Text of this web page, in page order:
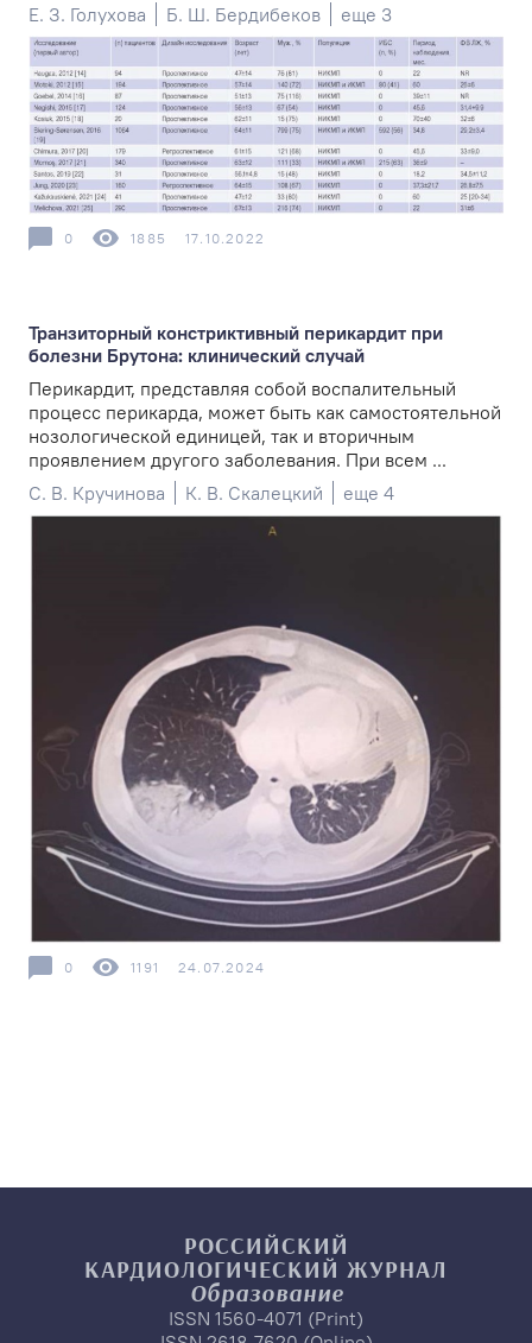
Е. З. Голухова
Б. Ш. Бердибеков еще 3
0 1885 17.10.2022
Транзиторный констриктивный перикардит при
болезни Брутона: клинический случай
Перикардит, представляя собой воспалительный
процесс перикарда, может быть как самостоятельной
нозологической единицей, так и вторичным
проявлением другого заболевания. При всем ...
С. В. Кручинова
К. В. Скалецкий еще 4
0 1191 24.07.2024
РОССИЙСКИЙ
КАРДИОЛОГИЧЕСКИЙ ЖУРНАЛ
Образование
ISSN 1560-4071 (Print)